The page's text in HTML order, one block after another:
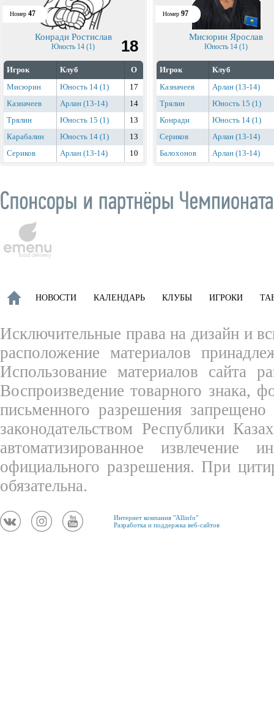
Номер 47
Конради Ростислав
Юность 14 (1) 18
Игрок Клуб
О
Мисюрин
Юность 14 (1)
17
Казначеев
Арлан (13-14)
14
Трялин
Юность 15 (1)
13
Карабалин
Юность 14 (1)
13
Сериков
Арлан (13-14) 10
Номер 97
Мисюрин Ярослав
Юность 14 (1)
Игрок
Клуб
Казначеев
Арлан (13-14)
Трялин
Юность 15 (1)
Конради
Юность 14 (1)
Сериков
Арлан (13-14)
Балохонов
Арлан (13-14)
НОВОСТИ КАЛЕНДАРЬ КЛУБЫ ИГРОКИ
Исключительные права на дизайн и
расположение материалов
Использование материалов сайта
Воспроизведение товарного знака,
письменного разрешения
законодательством Республики
автоматизированное
официального разрешения. При
обязательна.
Интернет компания "Allinfo"
Разработка и поддержка веб-сайтов